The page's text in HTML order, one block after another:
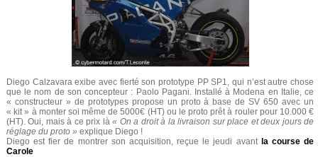
Diego Calzavara exibe avec fierté son prototype PP SP1, qui n’est autre chose
que le nom de son concepteur : Paolo Pagani. Installé à Modena en Italie, ce
« constructeur » de prototypes propose un proto à base de SV 650 avec un
« kit » à monter soi même de 5000€ (HT) ou le proto prêt à rouler pour 10.000 €
(HT). Oui, mais à ce prix là« On a droit à la livraison sur place et deux jours de
réglage du proto » explique Diego !
Diego est fier de montrer son acquisition, reçue le jeudi avant la course de
Carole